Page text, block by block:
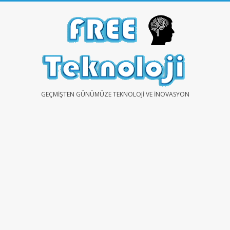
FREEGEÇMIŞTEN GÜNÜMÜZE TEKNOLOJI VE İNOVASYON